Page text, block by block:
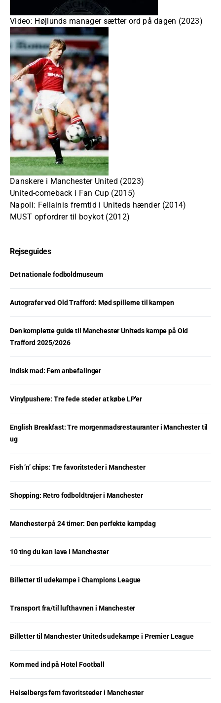
Video: Højlunds manager sætter ord på dagen (2023)
Danskere i Manchester United (2023)
United-comeback i Fan Cup (2015)
Napoli: Fellainis fremtid i Uniteds hænder (2014)
MUST opfordrer til boykot (2012)
Rejseguides
Det nationale fodboldmuseum
Autografer ved Old Trafford: Mød spillerne til kampen
Den komplette guide til Manchester Uniteds kampe på Old
Trafford 2025/2026
Indisk mad: Fem anbefalinger
Vinylpushere: Tre fede steder at købe LP’er
English Breakfast: Tre morgenmadsrestauranter i Manchester til
ug
Fish ’n’ chips: Tre favoritsteder i Manchester
Shopping: Retro fodboldtrøjer i Manchester
Manchester på 24 timer: Den perfekte kampdag
10 ting du kan lave i Manchester
Billetter til udekampe i Champions League
Transport fra/til lufthavnen i Manchester
Billetter til Manchester Uniteds udekampe i Premier League
Kom med ind på Hotel Football
Heiselbergs fem favoritsteder i Manchester